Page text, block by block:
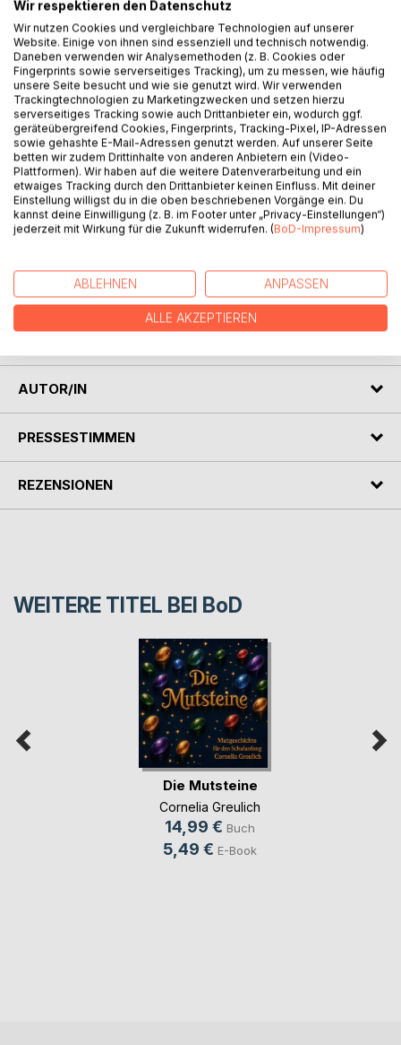
Ein liebevoll illustriertes Kinderbuch über Selbstvertrauen
und die Botschaft, dass man nicht perfekt sein muss, um
wertvoll zu sein.
Das erwartet Leser:
* eine warmherzige Geschichte mit Humor
* Tierfiguren zum Mitfühlen
* kindgerechte Botschaften über Selbstbewusstsein und
Anderssein
* gemütlicher Vorlesespaß für die ganze Familie
Ideal für:
* gemeinsame Vorleseabende
Ein gefühlvolles Vorlesebuch mit Herz, Humor und
wunderschönen Illustrationen.
AUTOR/IN
PRESSESTIMMEN
REZENSIONEN
WEITERE TITEL BEI BoD
Die Mutsteine
Cornelia Greulich
14,99 € Buch
5,49 € E-Book
Wir respektieren den Datenschutz
Wir nutzen Cookies und vergleichbare Technologien auf unserer
Website. Einige von ihnen sind essenziell und technisch notwendig.
Daneben verwenden wir Analysemethoden (z. B. Cookies oder
Fingerprints sowie serverseitiges Tracking), um zu messen, wie häufig
unsere Seite besucht und wie sie genutzt wird. Wir verwenden
Trackingtechnologien zu Marketingzwecken und setzen hierzu
serverseitiges Tracking sowie auch Drittanbieter ein, wodurch ggf.
geräteübergreifend Cookies, Fingerprints, Tracking-Pixel, IP-Adressen
sowie gehashte E-Mail-Adressen genutzt werden. Auf unserer Seite
betten wir zudem Drittinhalte von anderen Anbietern ein (Video-
Plattformen). Wir haben auf die weitere Datenverarbeitung und ein
etwaiges Tracking durch den Drittanbieter keinen Einfluss. Mit deiner
Einstellung willigst du in die oben beschriebenen Vorgänge ein. Du
kannst deine Einwilligung (z. B. im Footer unter „Privacy-Einstellungen“)
jederzeit mit Wirkung für die Zukunft widerrufen. (BoD-Impressum)
ABLEHNEN ANPASSEN
ALLE AKZEPTIEREN